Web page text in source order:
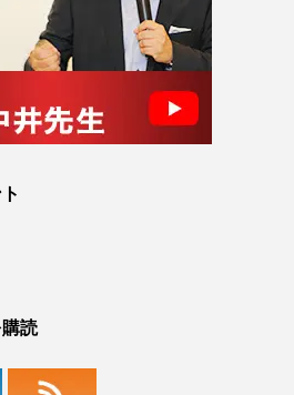
読